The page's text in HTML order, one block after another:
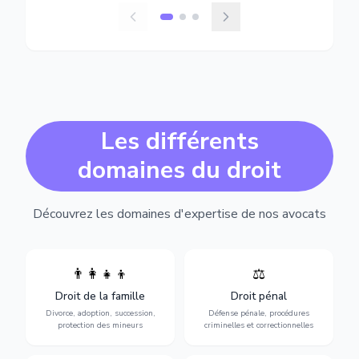
Les différents
domaines du droit
Découvrez les domaines d'expertise de nos avocats
👨‍👩‍👧‍👦
Droit de la famille
Divorce, adoption, succession,
protection des mineurs
Divorce, garde d'enfants,
adoption, succession et
protection des personnes
vulnérables.
⚖️
Droit pénal
Défense pénale, procédures
criminelles et correctionnelles
Expertise en matière pénale,
vue jusqu'au procès, pour
toute affaire correctionnelle
ou criminelle.